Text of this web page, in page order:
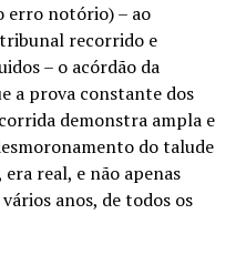
erro notório) – ao
recorrido e
– o acórdão da
a prova constante dos
demonstra ampla e
do talude
real, e não apenas
anos, de todos os